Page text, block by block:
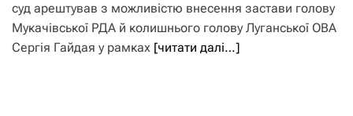
суд арештував з можливістю внесення застави голову
Мукачівської РДА й колишнього голову Луганської ОВА
Сергія Гайдая у рамках [читати далі…]